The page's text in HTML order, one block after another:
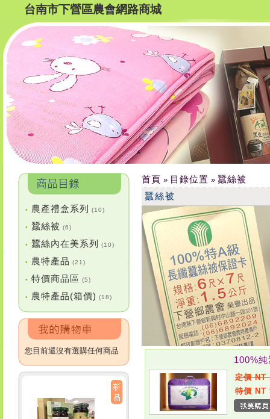
台南市下營區農會網路商城
• 農產禮盒系列 (10)
• 蠶絲被 (6)
• 蠶絲內在美系列 (10)
• 農特產品 (21)
• 特價商品區 (5)
• 農特產品(箱價) (18)
您目前還沒有選購任何商品
首頁 » 目錄位置 » 蠶絲被
蠶絲被
100%
定價 NT
特價 NT